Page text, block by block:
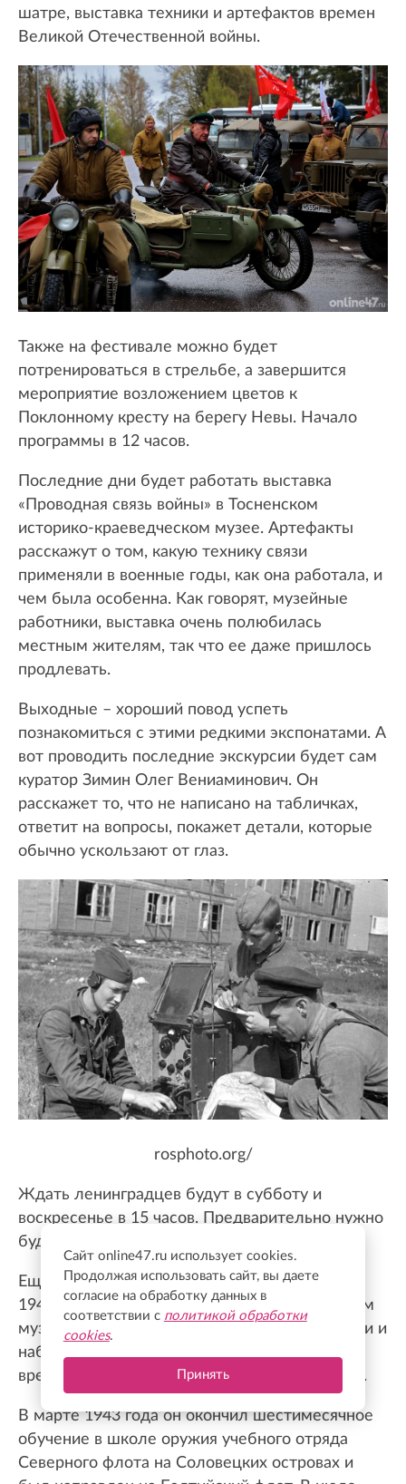
шатре, выставка техники и артефактов времен
Великой Отечественной войны.
Также на фестивале можно будет
потренироваться в стрельбе, а завершится
мероприятие возложением цветов к
Поклонному кресту на берегу Невы. Начало
программы в 12 часов.
Последние дни будет работать выставка
«Проводная связь войны» в Тосненском
историко-краеведческом музее. Артефакты
расскажут о том, какую технику связи
применяли в военные годы, как она работала, и
чем была особенна. Как говорят, музейные
работники, выставка очень полюбилась
местным жителям, так что ее даже пришлось
продлевать.
Выходные – хороший повод успеть
познакомиться с этими редкими экспонатами. А
вот проводить последние экскурсии будет сам
куратор Зимин Олег Вениаминович. Он
расскажет то, что не написано на табличках,
ответит на вопросы, покажет детали, которые
обычно ускользают от глаз.
rosphoto.org/
Ждать ленинградцев будут в субботу и
воскресенье в 15 часов. Предварительно нужно
будет записаться по звонку в музей.
Еще одна выставка, посвященная событиям
1940-х, открыта в Приморском краеведческом
музее. «Зарисовки военных лет» – это рисунки и
наброски из записной книжки, сделанные во
время войны ветераном Игорем Ласкаревым.
В марте 1943 года он окончил шестимесячное
обучение в школе оружия учебного отряда
Северного флота на Соловецких островах и
Сайт online47.ru использует cookies.
Продолжая использовать сайт, вы даете
согласие на обработку данных в
соответствии с политикой обработки
cookies.
Принять